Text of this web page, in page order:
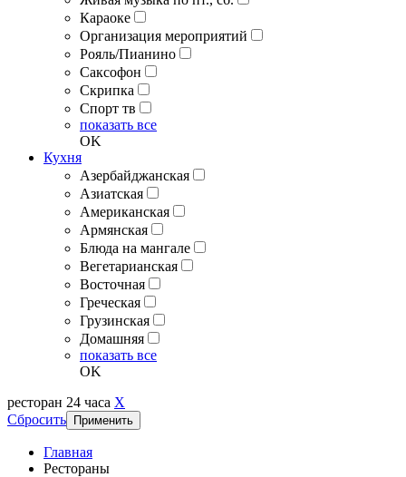
Караоке
Организация мероприятий
Рояль/Пианино
Саксофон
Скрипка
Спорт тв
показать все
OK
Кухня
Азербайджанская
Азиатская
Американская
Армянская
Блюда на мангале
Вегетарианская
Восточная
Греческая
Грузинская
Домашняя
показать все
OK
ресторан 24 часа X
Сбросить Применить
Главная
Рестораны